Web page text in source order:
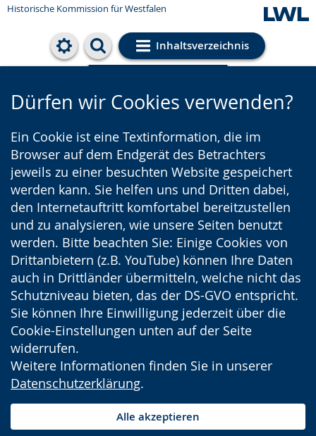
Historische Kommission für Westfalen
Inhaltsverzeichnis
Cookie-Einstellungen
Dürfen wir Cookies verwenden?
Ein Cookie ist eine Textinformation, die im
Browser auf dem Endgerät des Betrachters
jeweils zu einer besuchten Website gespeichert
werden kann. Sie helfen uns und Dritten dabei,
den Internetauftritt komfortabel bereitzustellen
und zu analysieren, wie unsere Seiten benutzt
werden. Bitte beachten Sie: Einige Cookies von
Drittanbietern (z.B. YouTube) können Ihre Daten
auch in Drittländer übermitteln, welche nicht das
Schutzniveau bieten, das der DS-GVO entspricht.
Sie können Ihre Einwilligung jederzeit über die
Cookie-Einstellungen unten auf der Seite
widerrufen.
Weitere Informationen finden Sie in unserer
Datenschutzerklärung.
Alle akzeptieren